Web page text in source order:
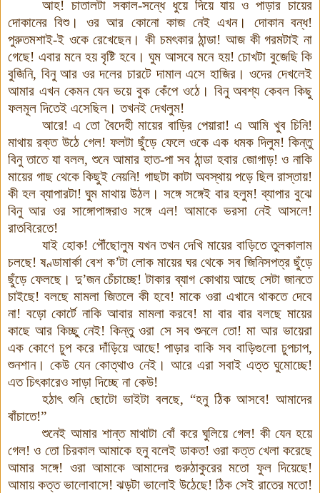
আহ! চাতালটা সকাল-সন্ধে ধুয়ে দিয়ে যায় ও পাড়ার চায়ের
দোকানের বিশু। ওর আর কোনো কাজ নেই এখন। দোকান বন্ধ!
পুরুতমশাই-ই ওকে রেখেছেন। কী চমৎকার ঠান্ডা!আজ কী গরমটাই না
গেছে! এবার মনে হয় বৃষ্টি হবে। ঘুম আসবে মনে হয়! চোখটা বুজেছি কি
বুজিনি, বিনু আর ওর দলের চারটে দামাল এসে হাজির। ওদের দেখলেই
আমার এখন কেমন যেন ভয়ে বুক কেঁপে ওঠে। বিনু অবশ্য কেবল কিছু
ফলমূল দিতেই এসেছিল । তখনই দেখলুম!
আরে!এ তো বৈদেহী মায়ের বাড়ির পেয়ারা!এ আমি খুব চিনি!
মাথায় রক্ত উঠে গেল!ফলটা ছুঁড়ে ফেলে ওকে এক ধমক দিলুম!কিন্তু
বিনু তাতে যা বলল,শুনে আমার হাত-পা সব ঠান্ডা হবার জোগাড়!ও নাকি
মায়ের গাছ থেকে কিছুই নেয়নি! গাছটা কাটা অবস্থায় পড়ে ছিল রাস্তায়!
কী হল ব্যাপারটা!ঘুম মাথায় উঠল । সঙ্গে সঙ্গেই বার হলুম!ব্যাপার বুঝে
বিনু আর ওর সাঙ্গোপাঙ্গরাও সঙ্গে এল!আমাকে ভরসা নেই আসলে!
রাতবিরেতে!
যাই হোক! পৌঁছোলুম যখন তখন দেখি মায়ের বাড়িতে তুলকালাম
চলছে!ষণ্ডামার্কা বেশ ক’টা লোক মায়ের ঘর থেকে সব জিনিসপত্র ছুঁড়ে
ছুঁড়ে ফেলছে। দু’জন চেঁচাচ্ছে!টাকার ব্যাগ কোথায় আছে সেটা জানতে
চাইছে! বলছে মামলা জিতলে কী হবে! মাকে ওরা এখানে থাকতে দেবে
না! বড়ো কোর্টে নাকি আবার মামলা করবে!মা বার বার বলছে মায়ের
কাছে আর কিচ্ছু নেই!কিন্তু ওরা সে সব শুনলে তো! মা আর ভায়েরা
এক কোণে চুপ করে দাঁড়িয়ে আছে!পাড়ার বাকি সব বাড়িগুলো চুপচাপ,
শুনশান। কেউ যেন কোত্থাও নেই। আরে এরা সবাই এত্ত ঘুমোচ্ছে!
এত চিৎকারেও সাড়া দিচ্ছে না কেউ!
হঠাৎ শুনি ছোটো ভাইটা বলছে, “হনু ঠিক আসবে! আমাদের
বাঁচাতে!”
শুনেই আমার শান্ত মাথাটা বোঁ করে ঘুলিয়ে গেল!কী যেন হয়ে
গেল! ও তো চিরকাল আমাকে হনু বলেই ডাকত! ওরা কত্ত খেলা করেছে
আমার সঙ্গে! ওরা আমাকে আমাদের গুরুঠাকুরের মতো ফুল দিয়েছে!
আমায় কত্ত ভালোবাসে! ঝড়টা ভালোই উঠেছে! ঠিক সেই রাতের মতো!